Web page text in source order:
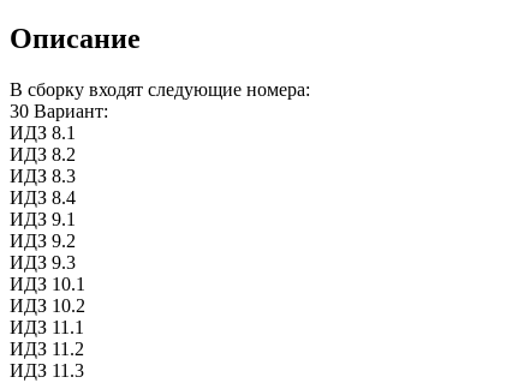
Описание
В сборку входят следующие номера:
30 Вариант:
ИДЗ 8.1
ИДЗ 8.2
ИДЗ 8.3
ИДЗ 8.4
ИДЗ 9.1
ИДЗ 9.2
ИДЗ 9.3
ИДЗ 10.1
ИДЗ 10.2
ИДЗ 11.1
ИДЗ 11.2
ИДЗ 11.3